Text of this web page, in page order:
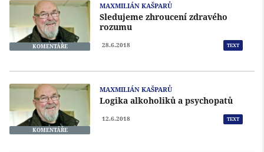
KOMENTÁŘE
MAXMILIÁN KAŠPARŮ
Sledujeme zhroucení zdravého
rozumu
28.6.2018 TEXT
KOMENTÁŘE
MAXMILIÁN KAŠPARŮ
Logika alkoholiků a psychopatů
12.6.2018 TEXT